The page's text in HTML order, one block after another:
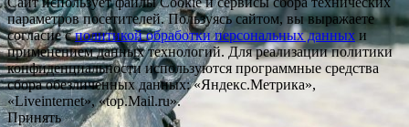
параметров посетителей. Пользуясь сайтом, вы выражаете
согласие сполитикой обработки персональных данных и
применением данных технологий. Для реализации политики
конфиденциальности используются программные средства
сбора обезличенных данных: «Яндекс.Метрика»,
«Liveinternet», «top.Mail.ru».
Принять